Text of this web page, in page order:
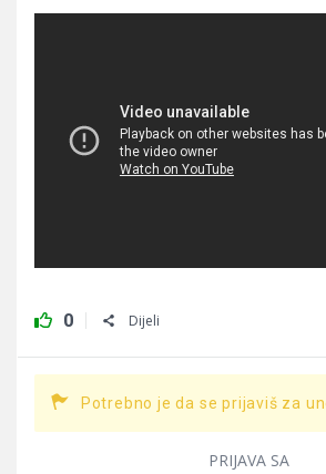
0 Dijeli
Potrebno je da se prijaviš za
PRIJAVA SA